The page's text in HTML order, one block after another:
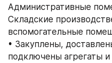
Административные
Складские
вспомогательные
• Закуплены,
подключены агрегаты и